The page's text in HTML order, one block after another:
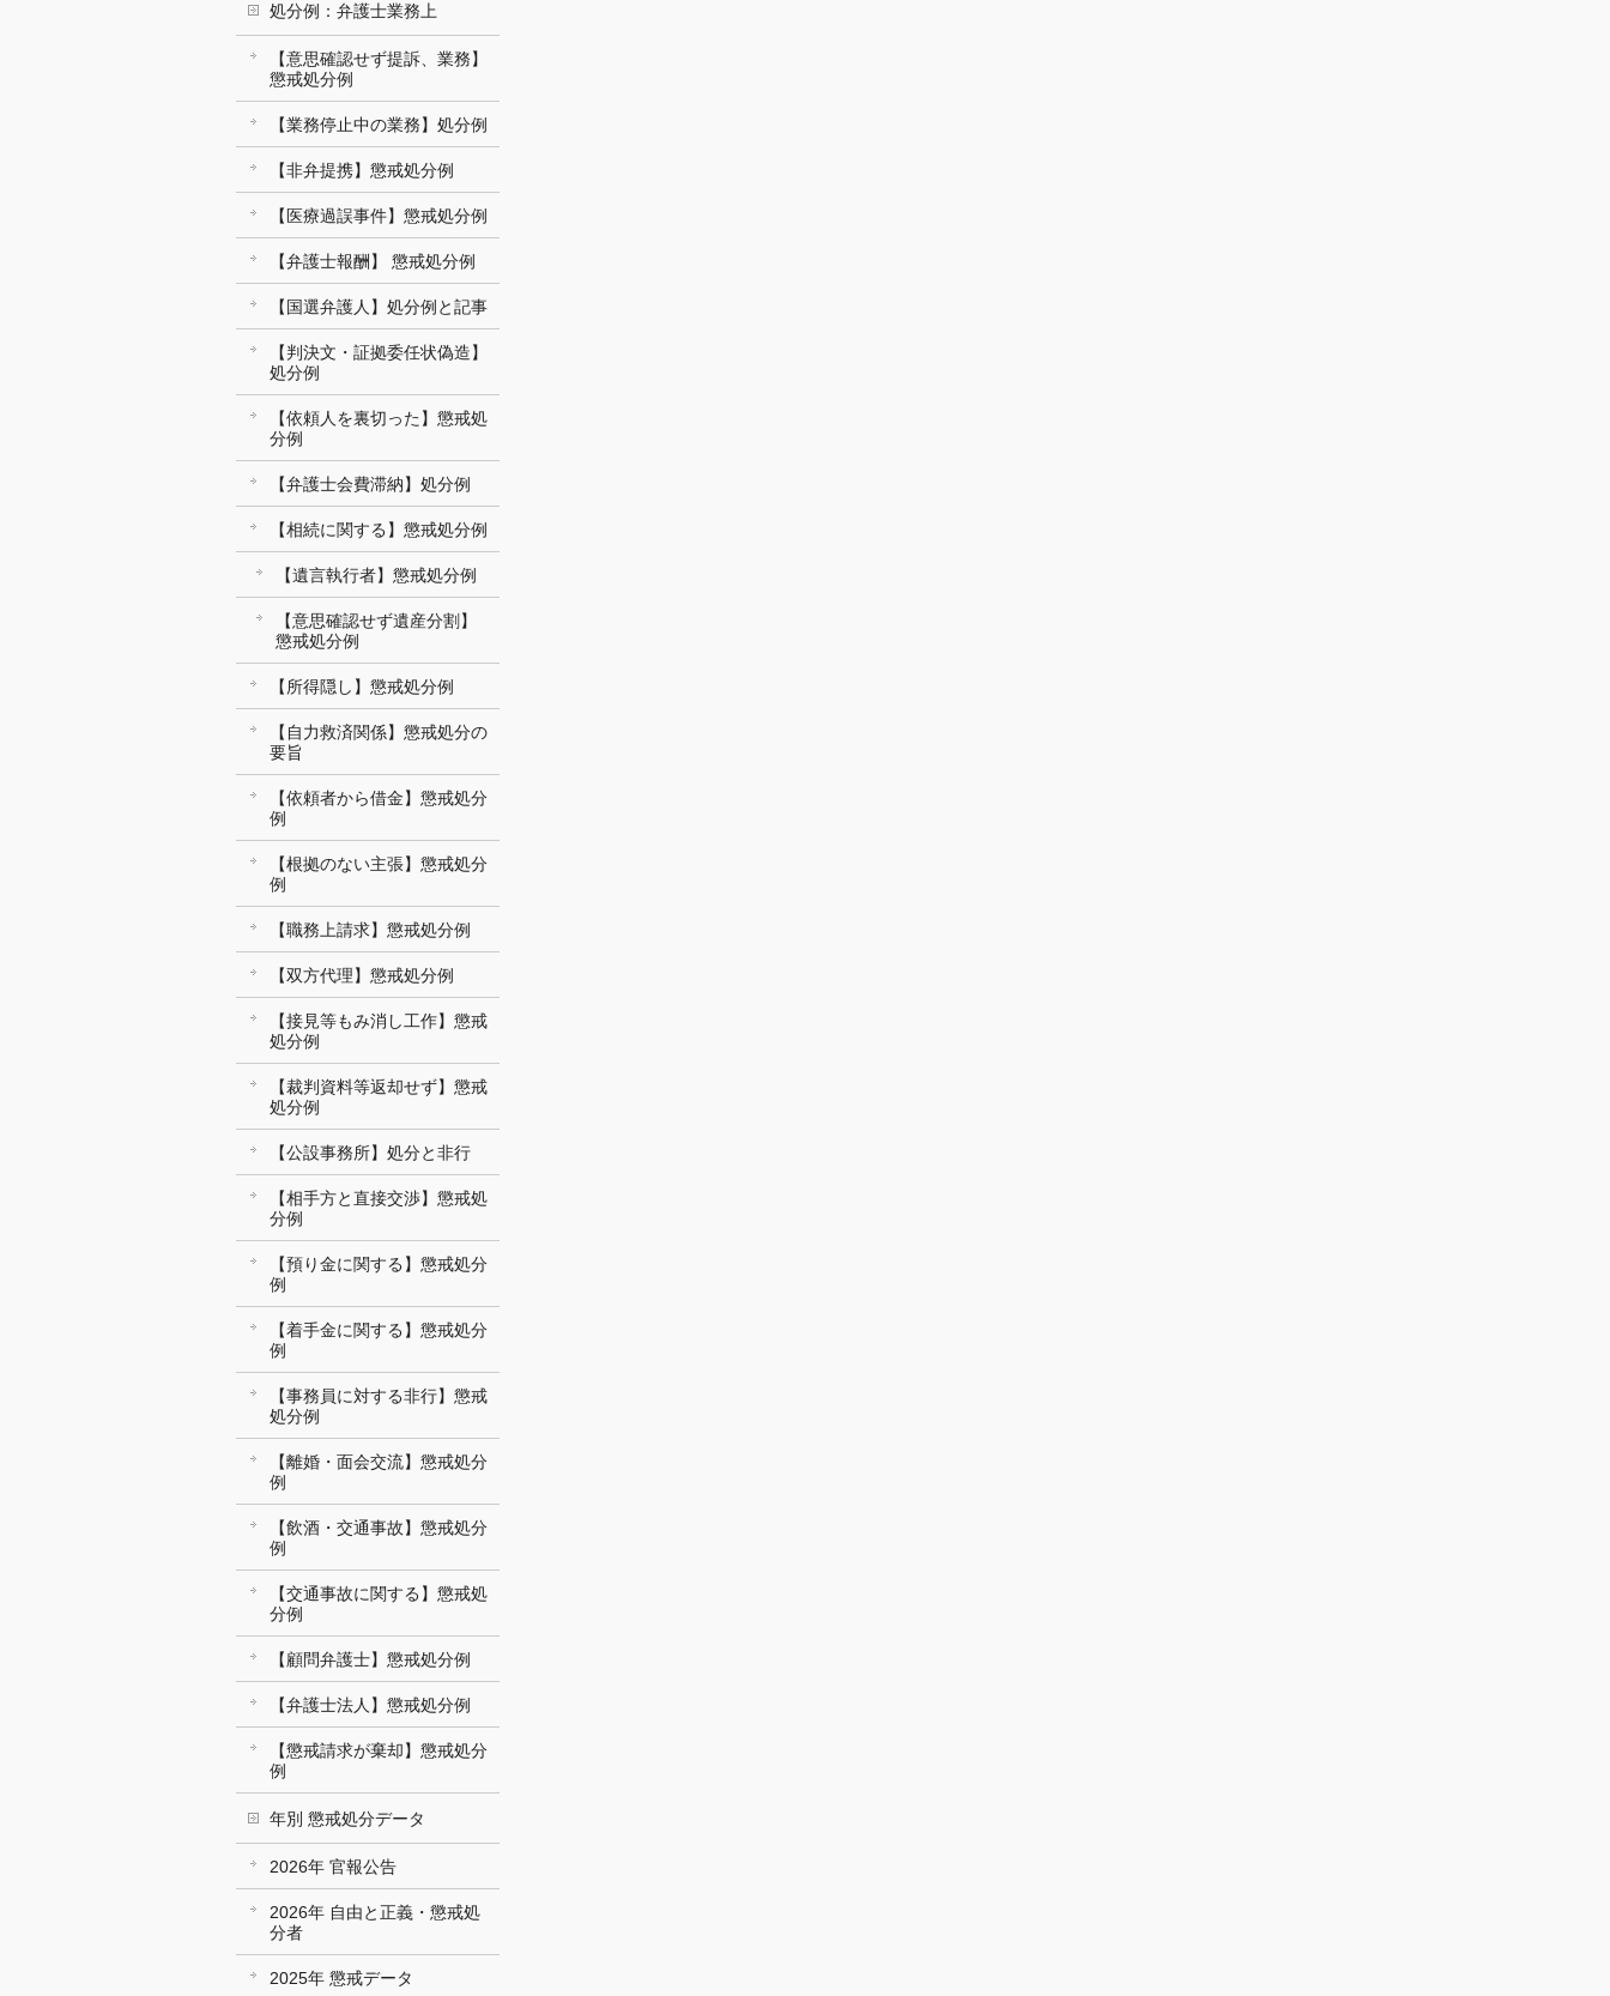
処分例：弁護士業務上
【意思確認せず提訴、業務】
懲戒処分例
【業務停止中の業務】処分例
【非弁提携】懲戒処分例
【医療過誤事件】懲戒処分例
【弁護士報酬】 懲戒処分例
【国選弁護人】処分例と記事
【判決文・証拠委任状偽造】
処分例
【依頼人を裏切った】懲戒処
分例
【弁護士会費滞納】処分例
【相続に関する】懲戒処分例
【遺言執行者】懲戒処分例
【意思確認せず遺産分割】
懲戒処分例
【所得隠し】懲戒処分例
【自力救済関係】懲戒処分の
要旨
【依頼者から借金】懲戒処分
例
【根拠のない主張】懲戒処分
例
【職務上請求】懲戒処分例
【双方代理】懲戒処分例
【接見等もみ消し工作】懲戒
処分例
【裁判資料等返却せず】懲戒
処分例
【公設事務所】処分と非行
【相手方と直接交渉】懲戒処
分例
【預り金に関する】懲戒処分
例
【着手金に関する】懲戒処分
例
【事務員に対する非行】懲戒
処分例
【離婚・面会交流】懲戒処分
例
【飲酒・交通事故】懲戒処分
例
【交通事故に関する】懲戒処
分例
【顧問弁護士】懲戒処分例
【弁護士法人】懲戒処分例
【懲戒請求が棄却】懲戒処分
例
年別 懲戒処分データ
2026年 官報公告
2026年 自由と正義・懲戒処
分者
2025年 懲戒データ